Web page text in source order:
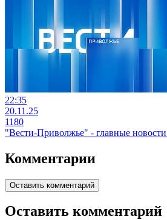
22:35
20.11.25
1180
"Вести-Приволжье" - главные
Комментарии
Оставить комментарий
Оставить комментарий